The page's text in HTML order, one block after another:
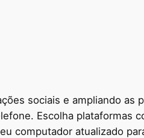
sociais e ampliando as
Escolha plataformas
computador atualizado